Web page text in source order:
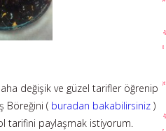
değişik ve güzel tarifler öğrenip
Böreğini ( buradan bakabilirsiniz )
tarifini paylaşmak istiyorum.